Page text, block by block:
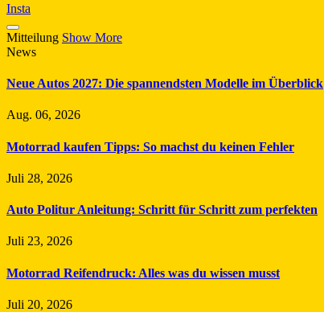
Insta
Mitteilung Show More
News
Neue Autos 2027: Die spannendsten Modelle im Überblick
Aug. 06, 2026
Motorrad kaufen Tipps: So machst du keinen Fehler
Juli 28, 2026
Auto Politur Anleitung: Schritt für Schritt zum perfekten
Juli 23, 2026
Motorrad Reifendruck: Alles was du wissen musst
Juli 20, 2026